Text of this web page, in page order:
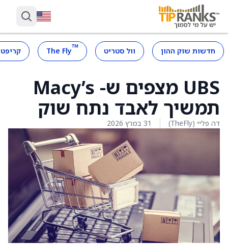
חדשות שוק ההון וול סטריט ™
The Fly
UBS מצפים ש- Macy’s
תמשיך לאבד נתח שוק
דה פליי (TheFly) 31 במרץ 2026